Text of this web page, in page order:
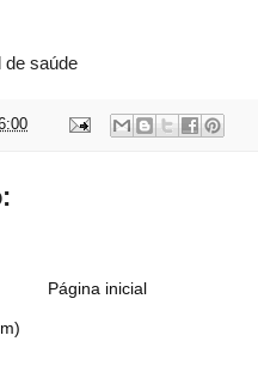
de saúde
Página inicial